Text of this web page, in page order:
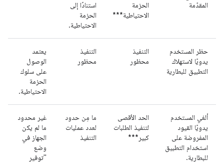
المقدّمة
الحزمة
الاحتياطية***
استنادًا إلى
الحزمة
الاحتياطية.
حظر المستخدم
يدويًا لاستهلاك
التطبيق للبطارية
التنفيذ
محظور
التنفيذ
محظور
يعتمد
الوصول
على سلوك
الحزمة
الاحتياطية.
ألغي المستخدم
يدويًا القيود
المفروضة على
استخدام التطبيق
للبطارية.
الحد الأقصى
لتنفيذ الطلبات
كبير***
ما مِن حدود
لعدد عمليات
التنفيذ
غير محدود
ما لم يكن
الجهاز في
وضع
"توفير